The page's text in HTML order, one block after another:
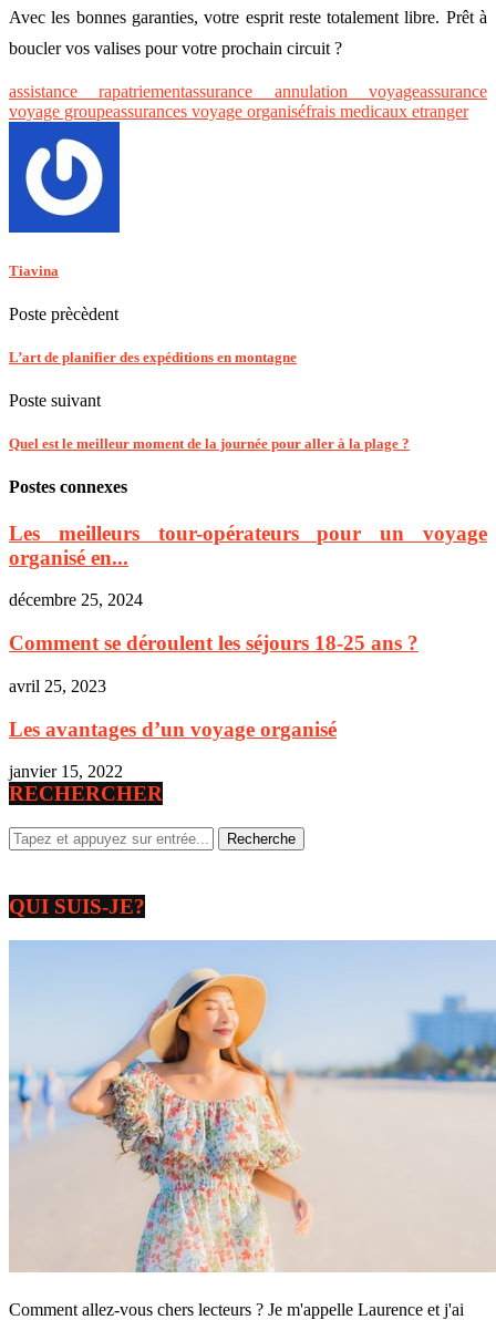
Avec les bonnes garanties, votre esprit reste totalement libre. Prêt à
boucler vos valises pour votre prochain circuit ?
assistance rapatriementassurance annulation voyageassurance
voyage groupeassurances voyage organiséfrais medicaux etranger
Tiavina
Poste prècèdent
L’art de planifier des expéditions en montagne
Poste suivant
Quel est le meilleur moment de la journée pour aller à la plage ?
Postes connexes
Les meilleurs tour-opérateurs pour un voyage
organisé en...
décembre 25, 2024
Comment se déroulent les séjours 18-25 ans ?
avril 25, 2023
Les avantages d’un voyage organisé
janvier 15, 2022
RECHERCHER
QUI SUIS-JE?
Comment allez-vous chers lecteurs ? Je m'appelle Laurence et j'ai